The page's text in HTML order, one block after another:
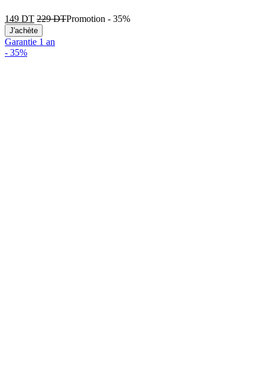
149 DT 229DTPromotion - 35%
J'achète
Garantie 1 an
- 35%